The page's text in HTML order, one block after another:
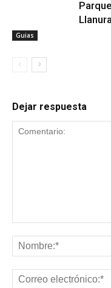
Guias
Dejar respuesta